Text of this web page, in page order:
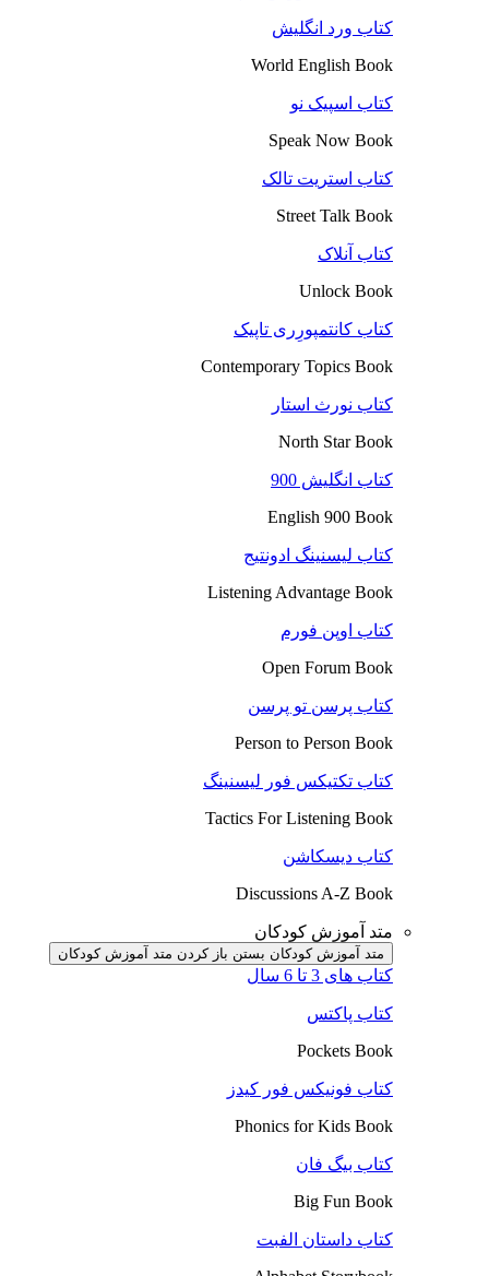
کتاب ورد انگلیش
World English Book
کتاب اسپیک نو
Speak Now Book
کتاب استریت تالک
Street Talk Book
کتاب آنلاک
Unlock Book
کتاب کانتمپورِری تاپیک
Contemporary Topics Book
کتاب نورث استار
North Star Book
کتاب انگلیش 900
English 900 Book
کتاب لیسنینگ ادونتیج
Listening Advantage Book
کتاب اوپن فورم
Open Forum Book
کتاب پرسن تو پرسن
Person to Person Book
کتاب تکتیکس فور لیسنینگ
Tactics For Listening Book
کتاب دیسکاشن
Discussions A-Z Book
متد آموزش کودکان
متد آموزش کودکان بستن باز کردن متد آموزش کودکان
کتاب های 3 تا 6 سال
کتاب پاکتس
Pockets Book
کتاب فونیکس فور کیدز
Phonics for Kids Book
کتاب بیگ فان
Big Fun Book
کتاب داستان الفبت